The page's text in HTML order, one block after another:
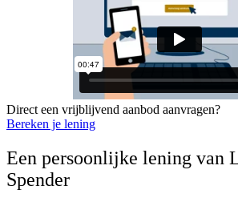
Direct een vrijblijvend aanbod aanvragen?
Bereken je lening
Een persoonlijke lening van
Spender